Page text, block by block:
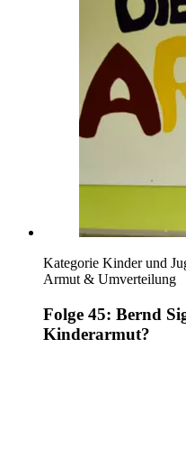
Kategorie Kinder und
Armut & Umverteilung
Folge 45: Bernd
Kinderarmut?